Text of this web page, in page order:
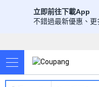
立即前往下載App
不錯過最新優惠、更